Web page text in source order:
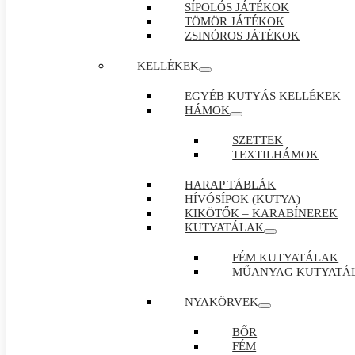
SÍPOLÓS JÁTÉKOK
TÖMÖR JÁTÉKOK
ZSINÓROS JÁTÉKOK
KELLÉKEK
EGYÉB KUTYÁS KELLÉKEK
HÁMOK
SZETTEK
TEXTILHÁMOK
HARAP TÁBLÁK
HÍVÓSÍPOK (KUTYA)
KIKÖTŐK – KARABÍNEREK
KUTYATÁLAK
FÉM KUTYATÁLAK
MŰANYAG
NYAKÖRVEK
BŐR
FÉM